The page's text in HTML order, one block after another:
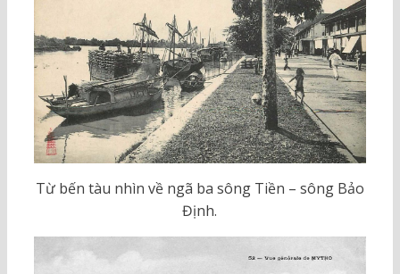
Từ bến tàu nhìn về ngã ba sông Tiền – sông Bảo
Định.